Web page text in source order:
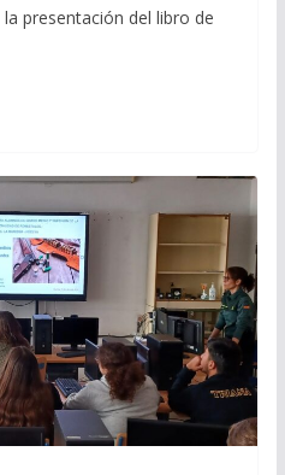
presentación del libro de